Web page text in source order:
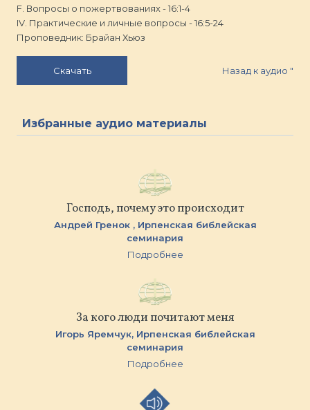
F. Вопросы о пожертвованиях - 16:1-4
IV. Практические и личные вопросы - 16:5-24
Проповедник: Брайан Хьюз
Скачать Назад к аудио "
Избранные аудио материалы
Господь, почему это происходит
Андрей Гренок , Ирпенская библейская
семинария
Подробнее
За кого люди почитают меня
Игорь Яремчук, Ирпенская библейская
семинария
Подробнее